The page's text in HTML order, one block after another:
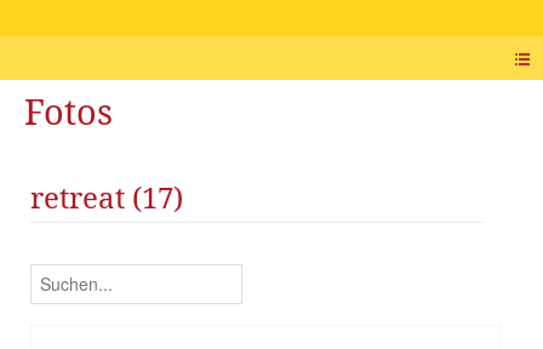
Fotos
retreat (17)